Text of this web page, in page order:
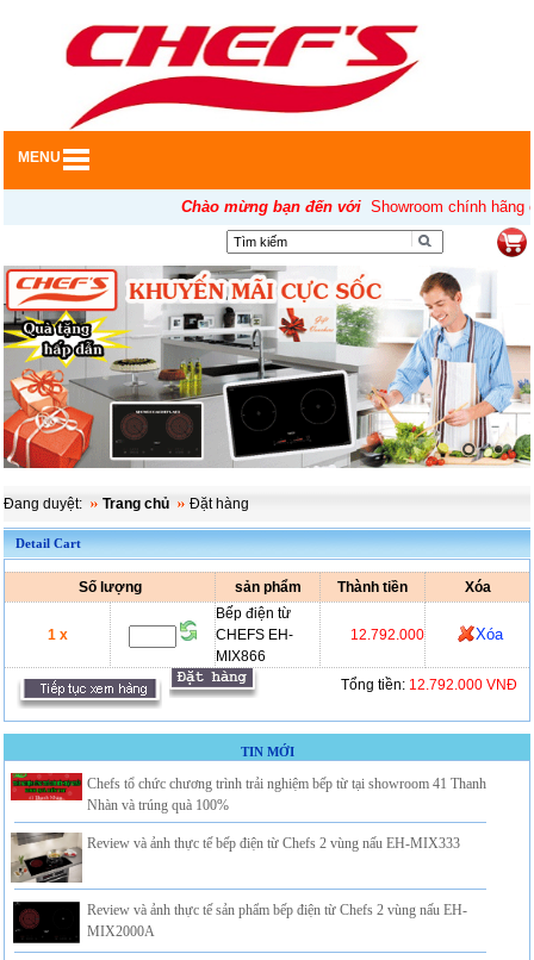
MENU
▼
▼
Chào mừng bạn đến vớiShowroom chính hãng
Đang duyệt: Trang chủ Đặt hàng
Detail Cart
Số lượng sản phẩm Thành tiền Xóa
1 x
Bếp điện từ
CHEFS EH-
MIX866
12.792.000 Xóa
Tổng tiền: 12.792.000 VNĐ
TIN MỚI
Chefs tổ chức chương trình trải nghiệm bếp từ tại showroom 41 Thanh
Nhàn và trúng quà 100%
Review và ảnh thực tế bếp điện từ Chefs 2 vùng nấu EH-MIX333
Review và ảnh thực tế sản phẩm bếp điện từ Chefs 2 vùng nấu EH-
MIX2000A